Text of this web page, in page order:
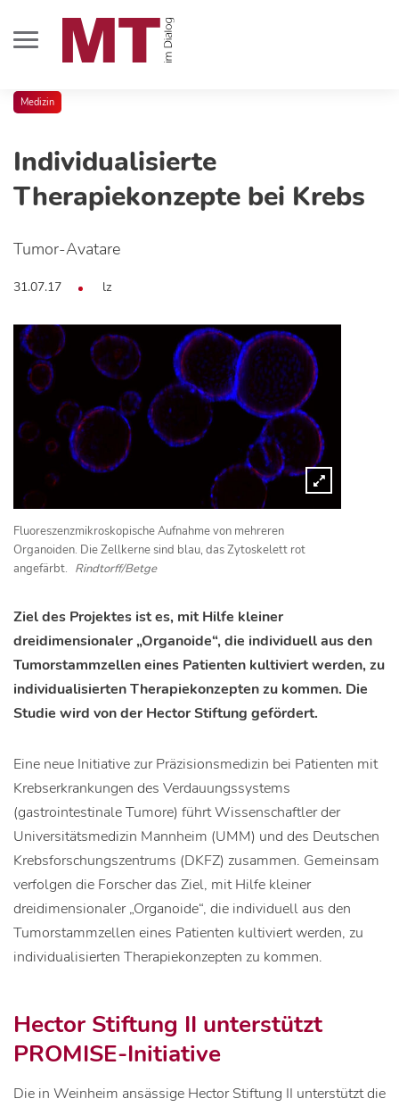
Medizin
Individualisierte
Therapiekonzepte bei Krebs
Tumor-Avatare
31.07.17 lz
Fluoreszenzmikroskopische Aufnahme von mehreren
Organoiden. Die Zellkerne sind blau, das Zytoskelett rot
angefärbt. Rindtorff/Betge
Ziel des Projektes ist es, mit Hilfe kleiner
dreidimensionaler „Organoide“, die individuell aus den
Tumorstammzellen eines Patienten kultiviert werden, zu
individualisierten Therapiekonzepten zu kommen. Die
Studie wird von der Hector Stiftung gefördert.
Eine neue Initiative zur Präzisionsmedizin bei Patienten mit
Krebserkrankungen des Verdauungssystems
(gastrointestinale Tumore) führt Wissenschaftler der
Universitätsmedizin Mannheim (UMM) und des Deutschen
Krebsforschungszentrums (DKFZ) zusammen. Gemeinsam
verfolgen die Forscher das Ziel, mit Hilfe kleiner
dreidimensionaler „Organoide“, die individuell aus den
Tumorstammzellen eines Patienten kultiviert werden, zu
individualisierten Therapiekonzepten zu kommen.
Hector Stiftung II unterstützt
PROMISE-Initiative
Die in Weinheim ansässige Hector Stiftung II unterstützt die